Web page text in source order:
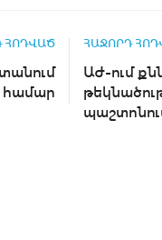
ՀՈԴՎԱԾ
համար
ՀԱՋՈՐԴ
ԱԺ-ում